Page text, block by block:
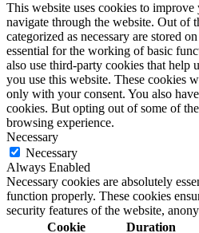
This website uses cookies to
navigate through the website. Out of
categorized as necessary are stored
essential for the working of basic
also use third-party cookies that help
you use this website. These cookies
only with your consent. You also
cookies. But opting out of some of
browsing experience.
Necessary
Necessary
Always Enabled
Necessary cookies are absolutely
function properly. These cookies
security features of the website,
Cookie
Duration